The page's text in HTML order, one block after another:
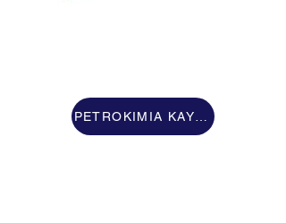
PETROKIMIA KAYAKU